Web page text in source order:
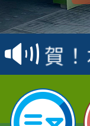
賀
賽
名
賀
倩
名
賀
園
賀